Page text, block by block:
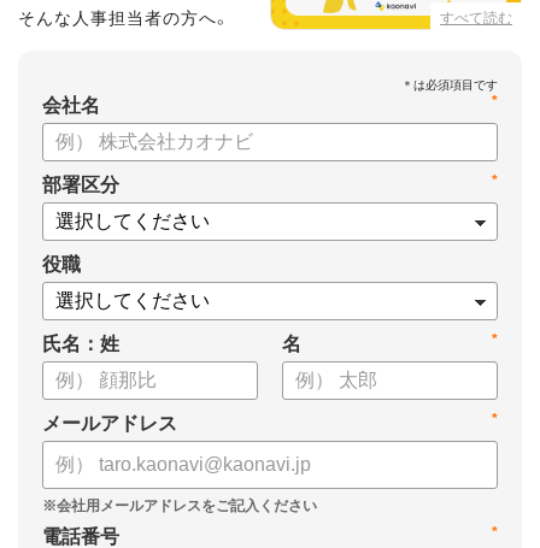
すべて読む
そんな人事担当者の方へ。
本資料では、人事担当者300名の実態調査をもとに現場ですぐ
に役立つ生成AI活用術を紹介しています。
生成AI利用時のポイントや注意事項もまとめているため、これ
から始める方も安心です。評価シートフォーマットの作成や素
案の生成など、コピペで使えるプロンプトも収録！
生成AIを「壁打ち相手」や「作業アシスタント」にして、明日か
らの人事業務を効率化してみませんか？
【資料の内容】
・人事担当者に聞いた「生成AI活用に関する実態調査」
・生成AI利用における注意点やルール
・今日から使えるプロンプト集（人事評価、エンゲージメント業
務）
*
会社名
*
部署区分
役職
氏名：姓 *
名
*
メールアドレス
*
電話番号